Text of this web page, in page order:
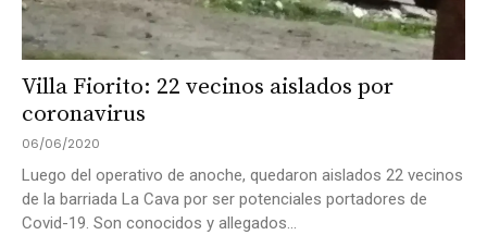
Villa Fiorito: 22 vecinos aislados por
coronavirus
06/06/2020
Luego del operativo de anoche, quedaron aislados 22 vecinos
de la barriada La Cava por ser potenciales portadores de
Covid-19. Son conocidos y allegados...